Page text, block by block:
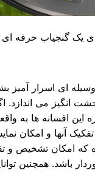
یک گنجیاب حرفه ای
ای اسرار آمیز
انگیز می
این افسانه ها به
آنها و امکان
که امکان تشخیص و
باشد. همچنین